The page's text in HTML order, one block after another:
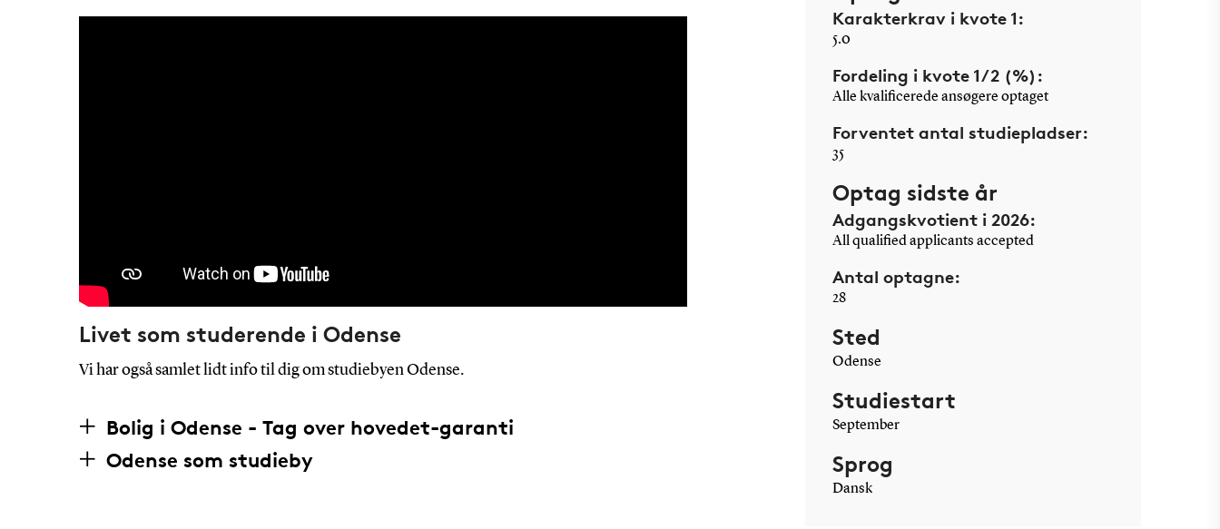
Livet som studerende i Odense
Vi har også samlet lidt info til dig om studiebyen Odense.
Bolig i Odense - Tag over hovedet-garanti
Odense som studieby
Karakterkrav i kvote 1:
5.0
Fordeling i kvote 1/2 (%):
Alle kvalificerede ansøgere optaget
Forventet antal studiepladser:
35
Optag sidste år
Adgangskvotient i 2026:
All qualified applicants accepted
Antal optagne:
28
Sted
Odense
Studiestart
September
Sprog
Dansk